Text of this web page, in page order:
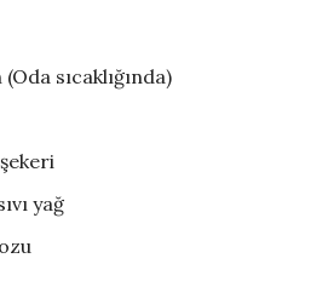
sıcaklığında)
yağ